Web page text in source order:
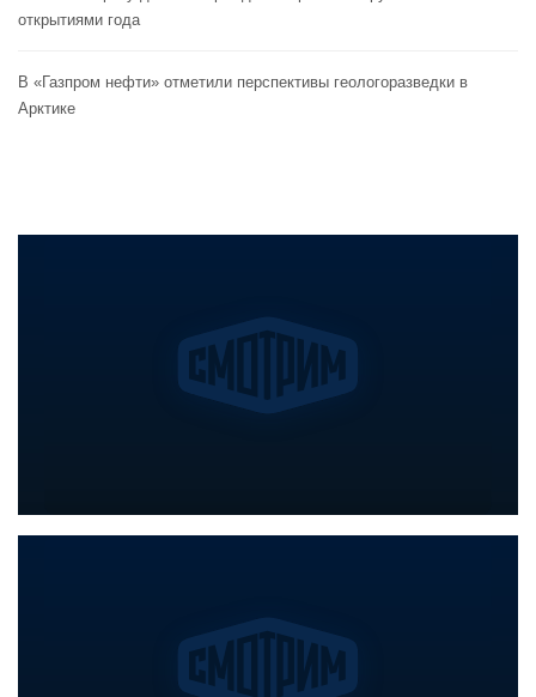
открытиями года
В «Газпром нефти» отметили перспективы геологоразведки в
Арктике